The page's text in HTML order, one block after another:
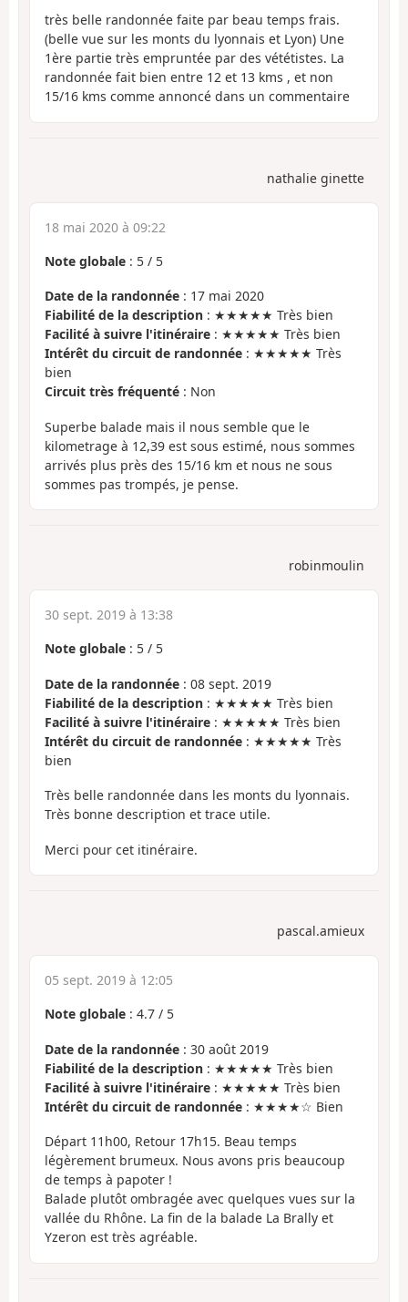
très belle randonnée faite par beau temps frais.
(belle vue sur les monts du lyonnais et Lyon) Une
1ère partie très empruntée par des vététistes. La
randonnée fait bien entre 12 et 13 kms , et non
15/16 kms comme annoncé dans un commentaire
nathalie ginette
18 mai 2020 à 09:22
Note globale : 5 / 5
Date de la randonnée : 17 mai 2020
Fiabilité de la description : ★★★★★ Très bien
Facilité à suivre l'itinéraire : ★★★★★ Très bien
Intérêt du circuit de randonnée : ★★★★★ Très
bien
Circuit très fréquenté : Non
Superbe balade mais il nous semble que le
kilometrage à 12,39 est sous estimé, nous sommes
arrivés plus près des 15/16 km et nous ne sous
sommes pas trompés, je pense.
robinmoulin
30 sept. 2019 à 13:38
Note globale : 5 / 5
Date de la randonnée : 08 sept. 2019
Fiabilité de la description : ★★★★★ Très bien
Facilité à suivre l'itinéraire : ★★★★★ Très bien
Intérêt du circuit de randonnée : ★★★★★ Très
bien
Très belle randonnée dans les monts du lyonnais.
Très bonne description et trace utile.
Merci pour cet itinéraire.
pascal.amieux
05 sept. 2019 à 12:05
Note globale : 4.7 / 5
Date de la randonnée : 30 août 2019
Fiabilité de la description : ★★★★★ Très bien
Facilité à suivre l'itinéraire : ★★★★★ Très bien
Intérêt du circuit de randonnée : ★★★★☆ Bien
Départ 11h00, Retour 17h15. Beau temps
légèrement brumeux. Nous avons pris beaucoup
de temps à papoter !
Balade plutôt ombragée avec quelques vues sur la
vallée du Rhône. La fin de la balade La Brally et
Yzeron est très agréable.